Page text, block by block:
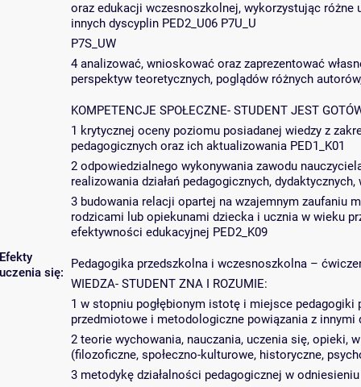
Efekty
uczenia się:
oraz edukacji wczesnoszkolnej, wykorzystując
innych dyscyplin PED2_U06 P7U_U
P7S_UW
4 analizować, wnioskować oraz zaprezentować
perspektyw teoretycznych, poglądów różnych
KOMPETENCJE SPOŁECZNE- STUDENT JEST
1 krytycznej oceny poziomu posiadanej wiedzy z
pedagogicznych oraz ich aktualizowania PED1_K01
2 odpowiedzialnego wykonywania zawodu
realizowania działań pedagogicznych,
3 budowania relacji opartej na wzajemnym zaufaniu
rodzicami lub opiekunami dziecka i ucznia w wieku
efektywności edukacyjnej PED2_K09
Pedagogika przedszkolna i wczesnoszkolna –
WIEDZA- STUDENT ZNA I ROZUMIE:
1 w stopniu pogłębionym istotę i miejsce
przedmiotowe i metodologiczne powiązania z innymi
2 teorie wychowania, nauczania, uczenia się, opieki,
(filozoficzne, społeczno-kulturowe, historyczne,
3 metodykę działalności pedagogicznej w